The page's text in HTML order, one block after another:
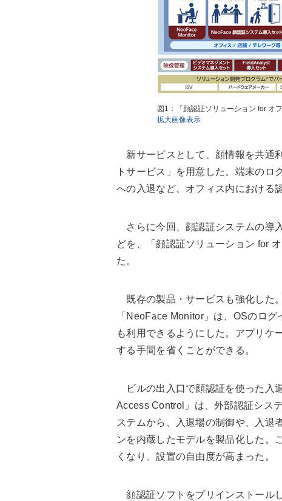
図1：「顔認証ソリューション for オ
拡大画像表示
新サービスとして、顔情報を共通
トサービス」を用意した。端末のロ
への入退など、オフィス内における
さらに今回、顔認証システムの導
どを、「顔認証ソリューション for
た。
既存の製品・サービスも強化した
「NeoFace Monitor」は、OSのロ
も利用できるようにした。アプリケ
する手間を省くことができる。
ビルの出入口で顔認証を使った入
Access Control」は、外部認証シス
ステムから、入退場の制御や、入退
ンを内蔵したモデルを製品化した。
くなり、設置の自由度が高まった。
顔認証ソフトをプリインストール